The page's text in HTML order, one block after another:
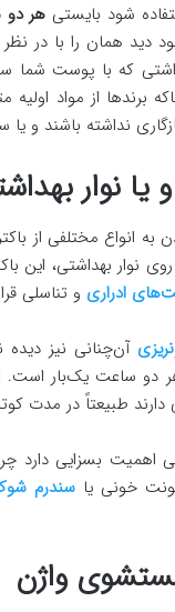
شود بایستی هر دو
همان را با در نظر
که با پوست شما
از مواد اولیه
نداشته باشند و
نوار
انواع مختلفی از
نوار بهداشتی، این
ادراری و تناسلی
آن‌چنانی نیز
تامپون هر دو ساعت
طبیعتاً در مدت
اهمیت بسزایی دارد
خونی یا سندرم
واژن